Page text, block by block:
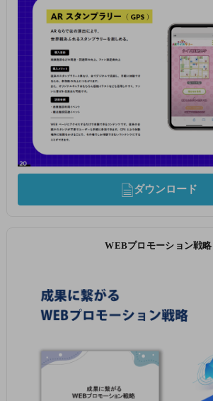
ダウンロード
WEBプロモーション戦略